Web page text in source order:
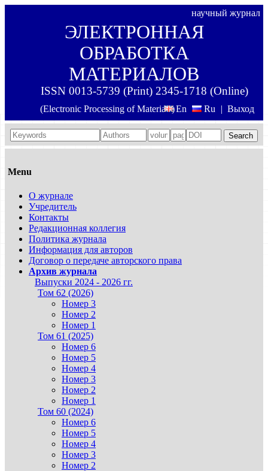
научный журнал
ЭЛЕКТРОННАЯ
ОБРАБОТКА
МАТЕРИАЛОВ
ISSN 0013-5739 (Print) 2345-1718 (Online)
(Electronic Processing of Materials) Выход
En Ru |
Search
Menu
О журнале
Учредитель
Контакты
Редакционная коллегия
Политика журнала
Информация для авторов
Договор о передаче авторского права
Архив журнала
Выпуски 2024 - 2026 гг.
Том 62 (2026)
Номер 3
Номер 2
Номер 1
Том 61 (2025)
Номер 6
Номер 5
Номер 4
Номер 3
Номер 2
Номер 1
Том 60 (2024)
Номер 6
Номер 5
Номер 4
Номер 3
Номер 2